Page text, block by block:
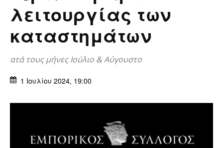
λειτουργίας των
καταστημάτων
ατά τους μήνες Ιούλιο & Αύγουστο
1 Ιουλίου 2024, 19:00